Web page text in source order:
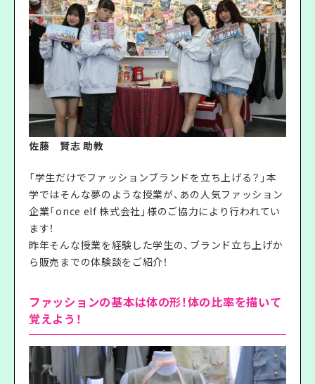
佐藤 賢志 助教
「学生だけでファッションブランドを立ち上げる？」本
学ではそんな夢のような授業が、あの人気ファッション
企業「once elf 株式会社」様のご協力により行われてい
ます！
昨年そんな授業を経験した学生の、ブランド立ち上げか
ら販売までの体験談をご紹介！
ファッションの基本は体の形！体の比率を描いて
覚えよう！